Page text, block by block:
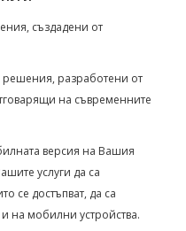
създадени от
решения, разработени от
на съвременните
версия на Вашия
услуги да са
се достъпват, да са
на мобилни устройства.